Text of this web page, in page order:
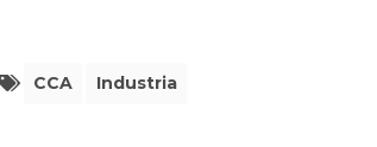
CCA Industria